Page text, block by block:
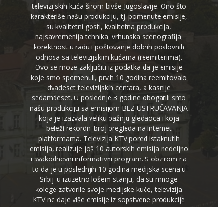
televizijskih kuća širom bivše Jugoslavije. Ono što
karakteriše našu produkciju, tj. pomenute emisije,
su kvalitetni gosti, kvalitetna produkcija,
najsavremenija tehnika, vrhunska scenografija,
korektnost u radu i poštovanje dobrih poslovnih
odnosa sa televizijskim kućama (reemiterima).
Ovo se moze zaključiti iz podatka da je emisije
koje smo spomenuli, prvih 10 godina reemitovalo
dvadeset televizijskih centara, a kasnije
sedamdeset. U poslednje 3 godine obogatili smo
našu produkciju sa emisijom BEZ USTRUČAVANJA
koja je izazvala veliku pažnju gledaoca i koja
beleži rekordni broj pregleda na internet
platformama. Televizija KTV pored istaknutih
emisija, realizuje još 10 autorskih emisija nedeljno
i svakodnevni informativni program. S obzirom na
to da je u poslednjih 10 godina medijska scena u
Srbiji u izuzetno lošem stanju, da su mnoge
kolege zatvorile svoje medijske kuće, televizija
KTV ne daje više emisije iz sopstvene produkcije